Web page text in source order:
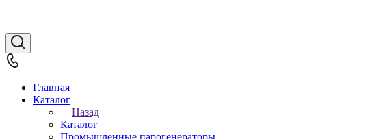
Главная
Каталог
Назад
Каталог
Промышленные парогенераторы